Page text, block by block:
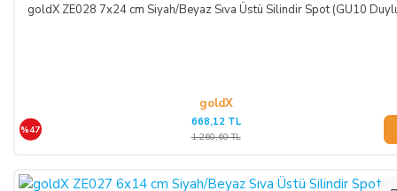
goldX ZE028 7x24 cm Siyah/Beyaz Sıva Üstü Silindir Spot (GU10
goldX
%47
668,12 TL
1.260,60 TL